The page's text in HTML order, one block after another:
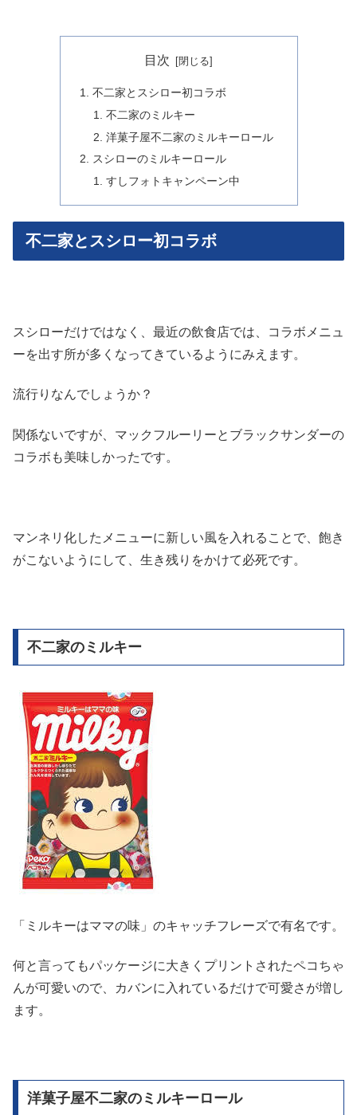
目次
不二家とスシロー初コラボ
不二家のミルキー
洋菓子屋不二家のミルキーロール
スシローのミルキーロール
すしフォトキャンペーン中
不二家とスシロー初コラボ
スシローだけではなく、最近の飲食店では、コラボメニュ
ーを出す所が多くなってきているようにみえます。
流行りなんでしょうか？
関係ないですが、マックフルーリーとブラックサンダーの
コラボも美味しかったです。
マンネリ化したメニューに新しい風を入れることで、飽き
がこないようにして、生き残りをかけて必死です。
不二家のミルキー
「ミルキーはママの味」のキャッチフレーズで有名です。
何と言ってもパッケージに大きくプリントされたペコちゃ
んが可愛いので、カバンに入れているだけで可愛さが増し
ます。
洋菓子屋不二家のミルキーロール